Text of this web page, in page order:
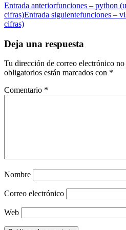
Entrada anteriorfunciones – python
cifras)Entrada siguientefunciones –
cifras)
Deja una respuesta
Tu dirección de correo electrónico no
obligatorios están marcados con *
Comentario *
Nombre
Correo electrónico
Web